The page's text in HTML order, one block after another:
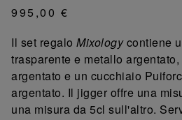
995,00 €
Il set regalo Mixologycontiene
trasparente e metallo
argentato e un cucchiaio
argentato. Il jigger offre una
una misura da 5cl sull'altro.